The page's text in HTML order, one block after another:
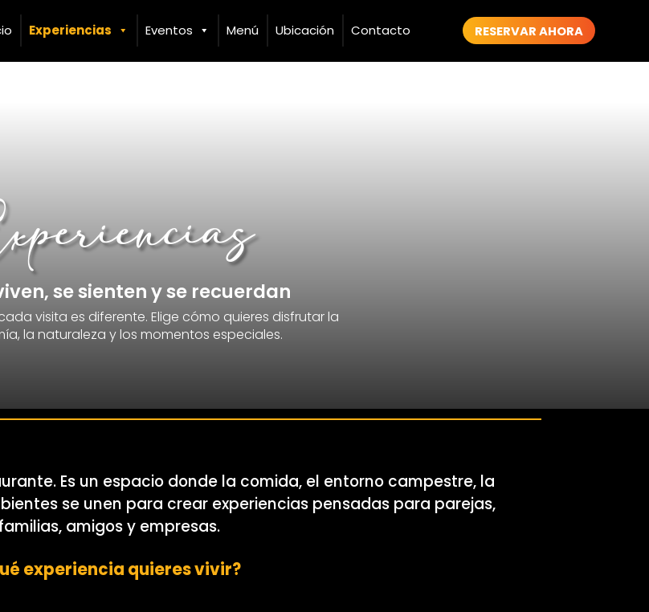
Experiencias Eventos Menú Ubicación Contacto RESERVAR AHORA
se sienten y se recuerdan
visita es diferente. Elige cómo quieres disfrutar la
la naturaleza y los momentos especiales.
Es un espacio donde la comida, el entorno campestre, la
se unen para crear experiencias pensadas para parejas,
familias, amigos y empresas.
experiencia quieres vivir?